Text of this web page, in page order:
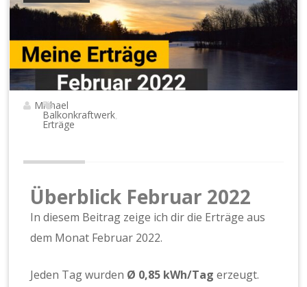
Michael
Balkonkraftwerk,
Erträge
Überblick Februar 2022
In diesem Beitrag zeige ich dir die Erträge aus
dem Monat Februar 2022.
Jeden Tag wurden Ø 0,85 kWh/Tag erzeugt.